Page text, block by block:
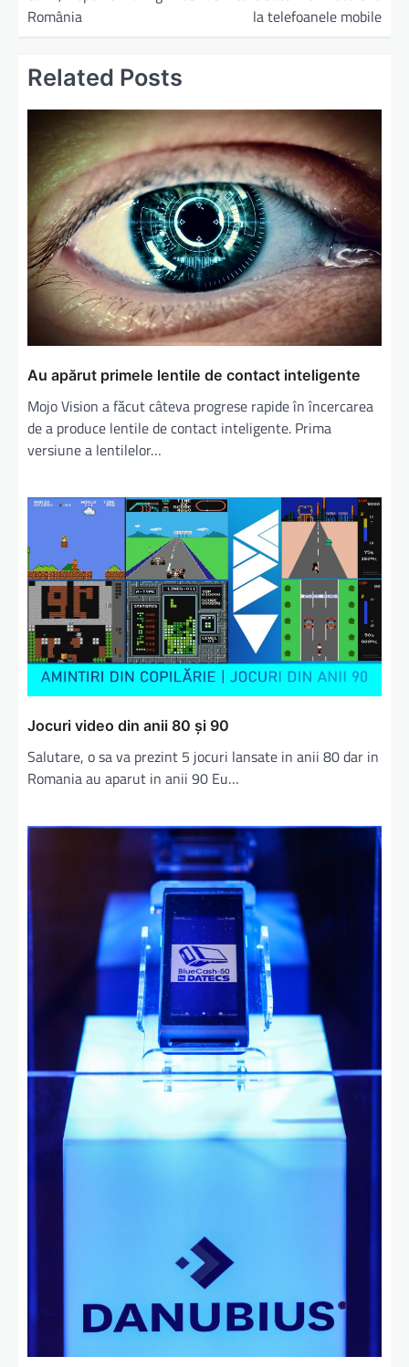
România
la telefoanele mobile
Related Posts
Au apărut primele lentile de contact inteligente
Mojo Vision a făcut câteva progrese rapide în încercarea
de a produce lentile de contact inteligente. Prima
versiune a lentilelor…
Jocuri video din anii 80 și 90
Salutare, o sa va prezint 5 jocuri lansate in anii 80 dar in
Romania au aparut in anii 90 Eu…